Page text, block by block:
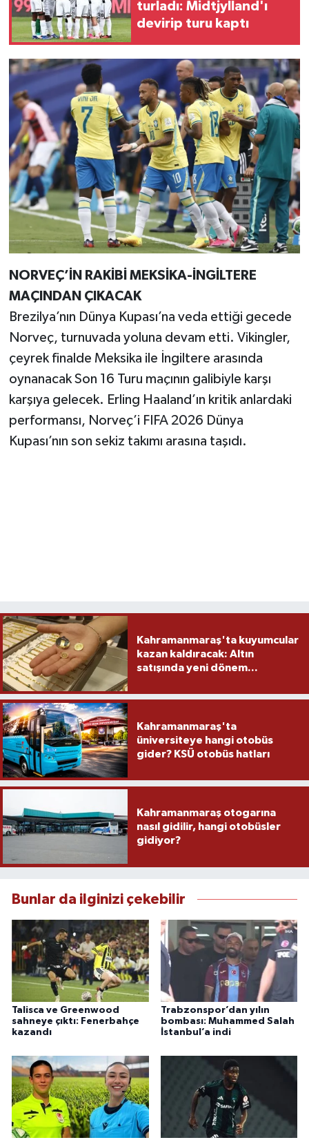
turladı: Midtjylland'ı
devirip turu kaptı
NORVEÇ’İN RAKİBİ MEKSİKA-İNGİLTERE
MAÇINDAN ÇIKACAK
Brezilya’nın Dünya Kupası’na veda ettiği gecede
Norveç, turnuvada yoluna devam etti. Vikingler,
çeyrek finalde Meksika ile İngiltere arasında
oynanacak Son 16 Turu maçının galibiyle karşı
karşıya gelecek. Erling Haaland’ın kritik anlardaki
performansı, Norveç’i FIFA 2026 Dünya
Kupası’nın son sekiz takımı arasına taşıdı.
Kahramanmaraş'ta kuyumcular
kazan kaldıracak: Altın
satışında yeni dönem...
Kahramanmaraş'ta
üniversiteye hangi otobüs
gider? KSÜ otobüs hatları
Kahramanmaraş otogarına
nasıl gidilir, hangi otobüsler
gidiyor?
Bunlar da ilginizi çekebilir
Talisca ve Greenwood
sahneye çıktı: Fenerbahçe
kazandı
Trabzonspor’dan yılın
bombası: Muhammed Salah
İstanbul’a indi